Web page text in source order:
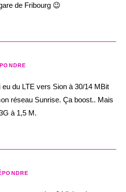
de Fribourg 😉
eu du LTE vers Sion à 30/14 MBit
réseau Sunrise. Ça boost.. Mais
à 1,5 M.